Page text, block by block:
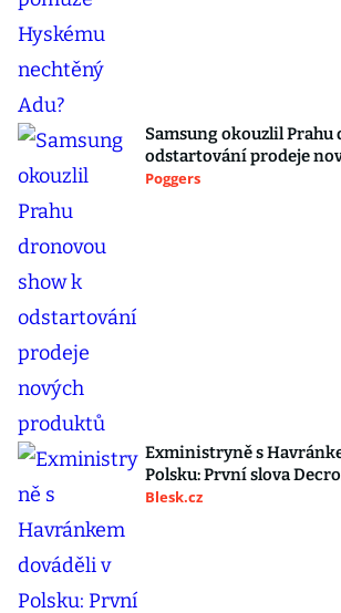
Samsung okouzlil Prahu
odstartování prodeje
Poggers
Exministryně s
Polsku: První slova
Blesk.cz